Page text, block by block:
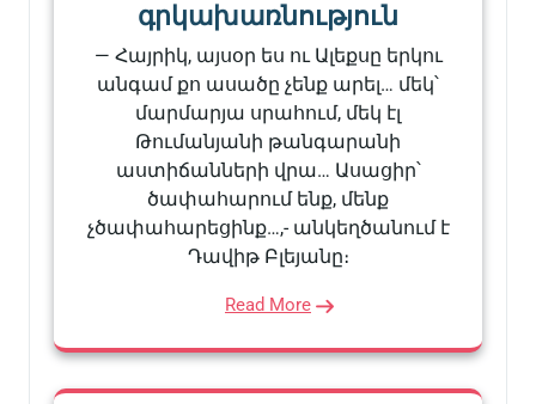
գրկախառնություն
— Հայրիկ, այսօր ես ու Ալեքսը երկու
անգամ քո ասածը չենք արել… մեկ՝
մարմարյա սրահում, մեկ էլ
Թումանյանի թանգարանի
աստիճանների վրա… Ասացիր՝
ծափահարում ենք, մենք
չծափահարեցինք…,- անկեղծանում է
Դավիթ Բլեյանը։
Read More